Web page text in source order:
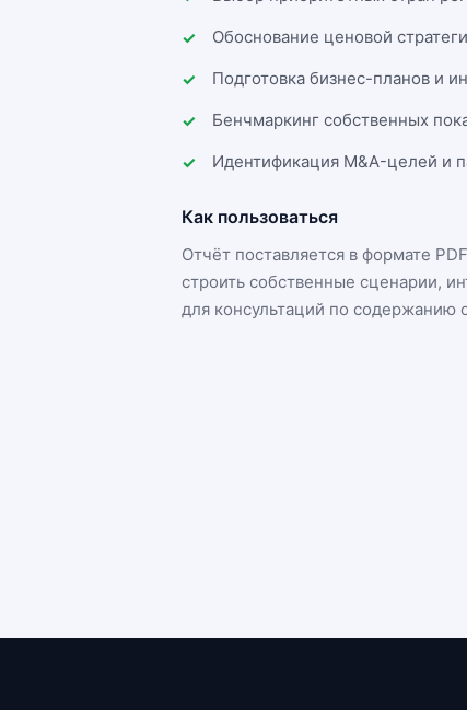
Обоснование ценовой
Подготовка бизнес-планов и
Бенчмаркинг собственных
Идентификация M&A-целей и
Как пользоваться
Отчёт поставляется в формате
строить собственные сценарии,
для консультаций по содержанию